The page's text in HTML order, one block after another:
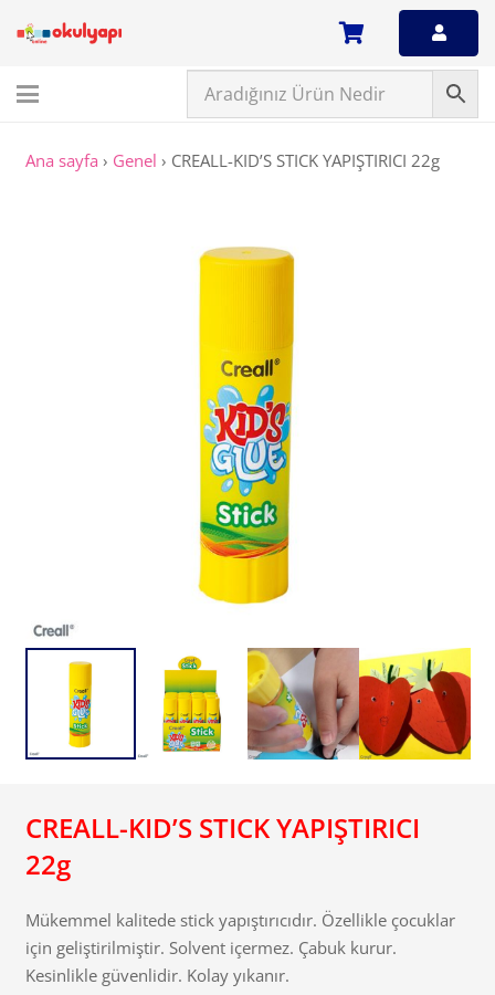
Ana sayfa › Genel › CREALL-KID’S STICK YAPIŞTIRICI 22g
CREALL-KID’S STICK YAPIŞTIRICI
22g
Mükemmel kalitede stick yapıştırıcıdır. Özellikle çocuklar
için geliştirilmiştir. Solvent içermez. Çabuk kurur.
Kesinlikle güvenlidir. Kolay yıkanır.